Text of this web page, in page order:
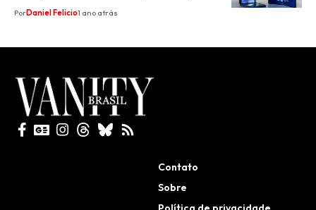
PorDaniel Felicio1 ano atrás
Contato
Sobre